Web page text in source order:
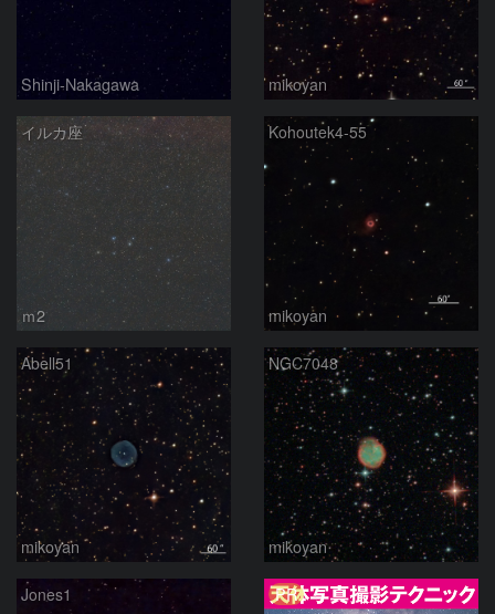
Shinji-Nakagawa mikoyan
イルカ座
ｍ2
Kohoutek4-55
mikoyan
Abell51
mikoyan
NGC7048
mikoyan
Jones1 PR